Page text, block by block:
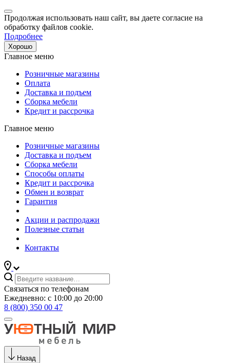
Продолжая использовать наш сайт, вы даете согласие на
обработку файлов cookie.
Подробнее
Хорошо
Главное меню
Розничные магазины
Оплата
Доставка и подъем
Сборка мебели
Кредит и рассрочка
Главное меню
Розничные магазины
Доставка и подъем
Сборка мебели
Способы оплаты
Кредит и рассрочка
Обмен и возврат
Гарантия
Акции и распродажи
Полезные статьи
Контакты
Связаться по телефонам
Ежедневно: с 10:00 до 20:00
8 (800) 350 00 47
Назад